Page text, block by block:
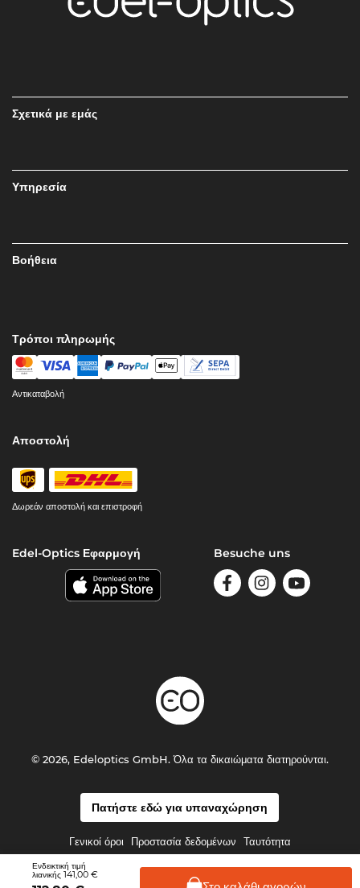
Ενδεικτική τιμή
λιανικής 141,00 €
Σχετικά με εμάς
Υπηρεσία
Βοήθεια
Τρόποι πληρωμής
Αντικαταβολή
Αποστολή
Δωρεάν αποστολή και επιστροφή
Edel-Optics Εφαρμογή Besuche uns
Πατήστε εδώ για υπαναχώρηση
Γενικοί όροι Προστασία δεδομένων Ταυτότητα
© 2026, Edeloptics GmbH. Όλα τα δικαιώματα διατηρούνται.